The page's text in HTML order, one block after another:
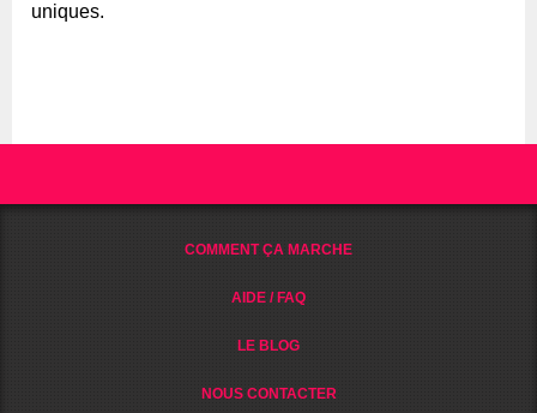
uniques.
COMMENT ÇA MARCHE
AIDE / FAQ
LE BLOG
NOUS CONTACTER